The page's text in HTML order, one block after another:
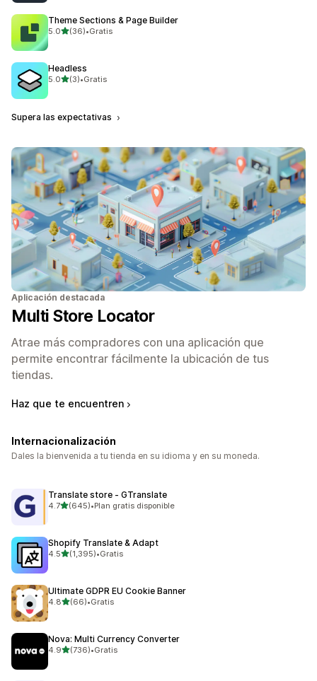
Theme Sections & Page Builder
5.0de 5 estrellas
(36)
36 reseñas en total
•Gratis
Headless
5.0de 5 estrellas
(3)
3 reseñas en total
•Gratis
Supera las expectativas
Aplicación destacada
Multi Store Locator
Atrae más compradores con una aplicación que
permite encontrar fácilmente la ubicación de tus
tiendas.
Haz que te encuentren
Internacionalización
Dales la bienvenida a tu tienda en su idioma y en su moneda.
Translate store ‑ GTranslate
4.7de 5 estrellas
(645)
645 reseñas en total
•Plan gratis disponible
Shopify Translate & Adapt
4.5de 5 estrellas
(1,395)
1395 reseñas en total
•Gratis
Ultimate GDPR EU Cookie Banner
4.8de 5 estrellas
(66)
66 reseñas en total
•Gratis
Nova: Multi Currency Converter
4.9de 5 estrellas
(736)
736 reseñas en total
•Gratis